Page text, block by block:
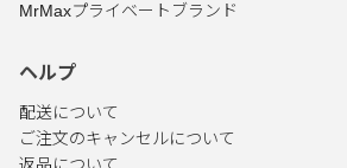
MrMaxプライベートブランド
ヘルプ
配送について
ご注文のキャンセルについて